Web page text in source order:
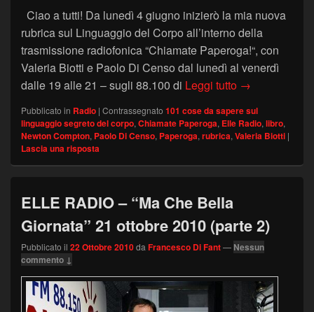
Ciao a tutti! Da lunedì 4 giugno inizierò la mia nuova
rubrica sul Linguaggio del Corpo all’interno della
trasmissione radiofonica “Chiamate Paperoga!“, con
Valeria Biotti e Paolo Di Censo dal lunedì al venerdì
dalle 19 alle 21 – sugli 88.100 di Leggi tutto “Chiamate
→
Pubblicato in Radio | Contrassegnato 101 cose da sapere sul
linguaggio segreto del corpo,Chiamate Paperoga, Elle Radio,libro,
Newton Compton, Paolo Di Censo, Paperoga,rubrica,Valeria Biotti |
Lascia una risposta
ELLE RADIO – “Ma Che Bella
Giornata” 21 ottobre 2010 (parte 2)
Pubblicato il 22 Ottobre 2010daFrancesco Di Fant— Nessun
commento ↓